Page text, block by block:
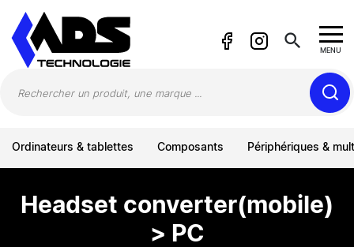
search MENU
Ordinateurs & tablettes Composants Périphériques &
Headset converter(mobile)
> PC